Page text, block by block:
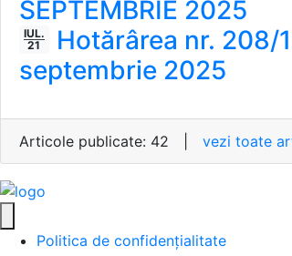
SEPTEMBRIE 2025
IUL.
21
Hotărârea nr. 208/
septembrie 2025
Articole publicate: 42 vezi toate
Politica de confidențialitate